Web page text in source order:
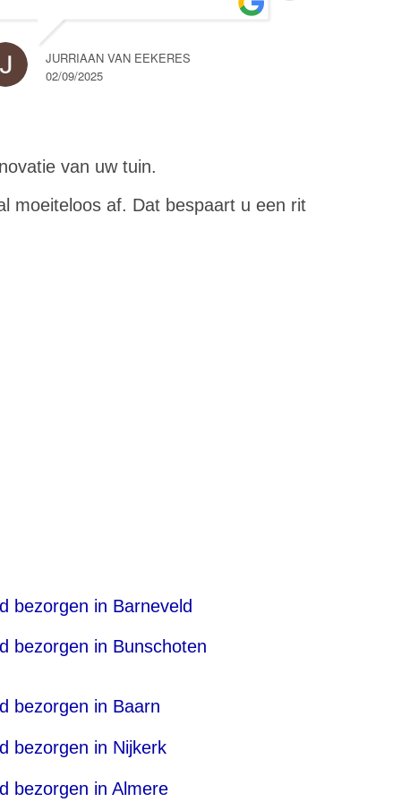
JURRIAAN VAN EEKERES
02/09/2025
van uw tuin.
moeiteloos af. Dat bespaart u een rit
bezorgen in Barneveld
bezorgen in Bunschoten
bezorgen in Baarn
bezorgen in Nijkerk
bezorgen in Almere